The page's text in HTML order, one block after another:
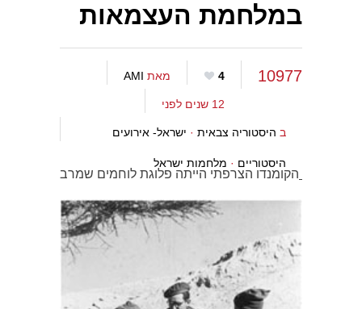
במלחמת העצמאות
10977
4 מאת AMI
12 שנים לפני
ב היסטוריה צבאית · ישראל- אירועים
היסטוריים · מלחמות ישראל
הקומנדו הצרפתי הייתה פלוגת לוחמים שמרב